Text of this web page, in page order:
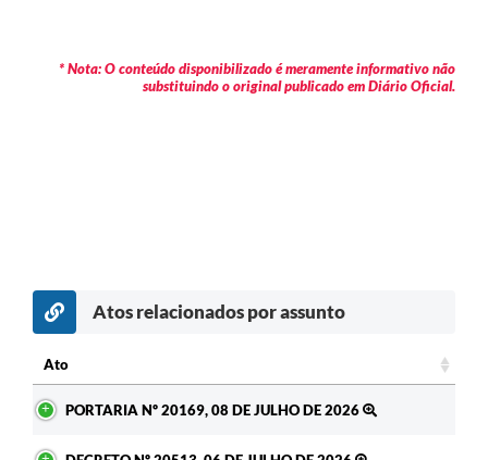
* Nota: O conteúdo disponibilizado é meramente informativo não
substituindo o original publicado em Diário Oficial.
Atos relacionados por assunto
Ato
PORTARIA Nº 20169, 08 DE JULHO DE 2026